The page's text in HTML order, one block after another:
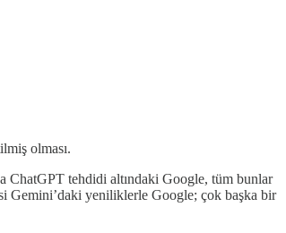
olması.
ChatGPT tehdidi altındaki Google, tüm bunlar
Gemini’daki yeniliklerle Google; çok başka bir